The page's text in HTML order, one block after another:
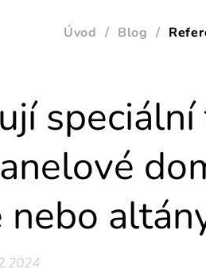
Úvod Blog
nebo